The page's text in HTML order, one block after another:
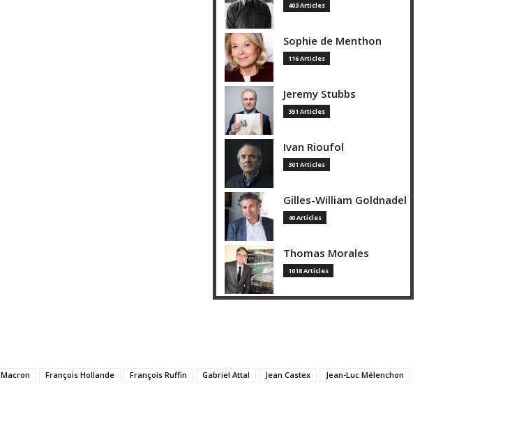
403 Articles
Sophie de Menthon
116 Articles
Jeremy Stubbs
351 Articles
Ivan Rioufol
301 Articles
Gilles-William Goldnadel
40 Articles
Thomas Morales
1018 Articles
François Hollande François Ruffin Gabriel Attal Jean Castex
Jean-Luc Mélenchon